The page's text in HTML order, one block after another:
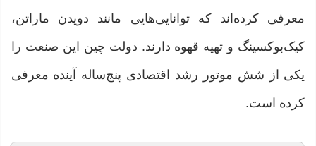
معرفی کرده‌اند که توانایی‌هایی مانند دویدن ماراتن،
کیک‌بوکسینگ و تهیه قهوه دارند. دولت چین این صنعت را
یکی از شش موتور رشد اقتصادی پنج‌ساله آینده معرفی
کرده است.